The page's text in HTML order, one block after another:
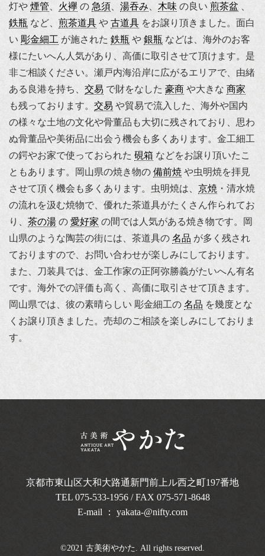
灯や 煙管 火襷 の 急須 湯吞み 木味 の良い 煎茶盆
鉄瓶 など、 煎茶道具 や 古道具 をお譲り頂きました。面白
い 彫金細工 が施された 鉄瓶 や 銀瓶 などは、海外のお客
様にたいへん人気があり、高価に取引させて頂けます。是
非ご相談ください。瀬戸内海沿岸に広がるエリアで、由緒
ある良港を持ち、 交易 で財をなした 豪商 や大きな 商家
も残っております。 交易 や貿易で流入した、海外や国内
の様々な土地の文化や骨董品も大切に残されており、思わ
ぬ骨董品や美術品に出会う機会も多くあります。金工細工
の鍔やお家で使っておられた 硯箱 などをお譲り頂いたこ
ともあります。岡山県の焼き物の 備前焼 や虫明焼を拝見
させて頂く機会も多くあります。虫明焼は、 京焼 ・清水焼
の流れを汲む焼物で、優れた茶道具がたくさん作られてお
り、 茶の湯 の 愛好家 の間では人気がある焼き物です。岡
山県のような陶芸の街には、茶道具の 名品 が多く残され
ておりますので、お問い合わせが楽しみにしております。
また、刀装具では、金工作家の正阿弥勝義がたいへん有名
です。海外での評価も高く、高価に取引させて頂きます。
岡山県では、彼の素晴らしい 彫金細工の 名品 を幾度とな
くお譲り頂きました。売却のご相談を楽しみにしておりま
す。
京都市東山区大和大路通新門前上ル西之町197番地
TEL 075-533-1956/ FAX 075-571-8648
E-mail ： yakata-@nifty.com
©2021 古美術やかた. All rights reserved.